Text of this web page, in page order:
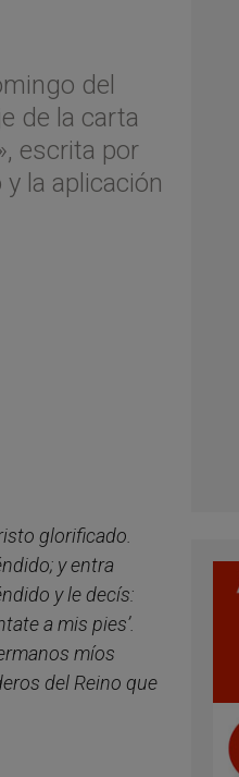
del
de la carta
escrita por
la aplicación
glorificado.
y entra
y le decís:
a mis pies’.
míos
del Reino que